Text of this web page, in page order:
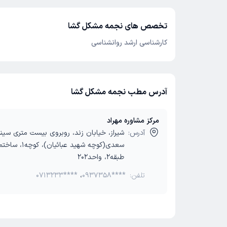
تخصص های نجمه مشکل گشا
کارشناسی ارشد روانشناسی
آدرس مطب نجمه مشکل گشا
مرکز مشاوره مهراد
آدرس: شیراز، خیابان زند، روبروی بیست متری
سعدی(کوچه شهید
طبقه2، واحد202
تلفن:
0713233**** ،0937358****